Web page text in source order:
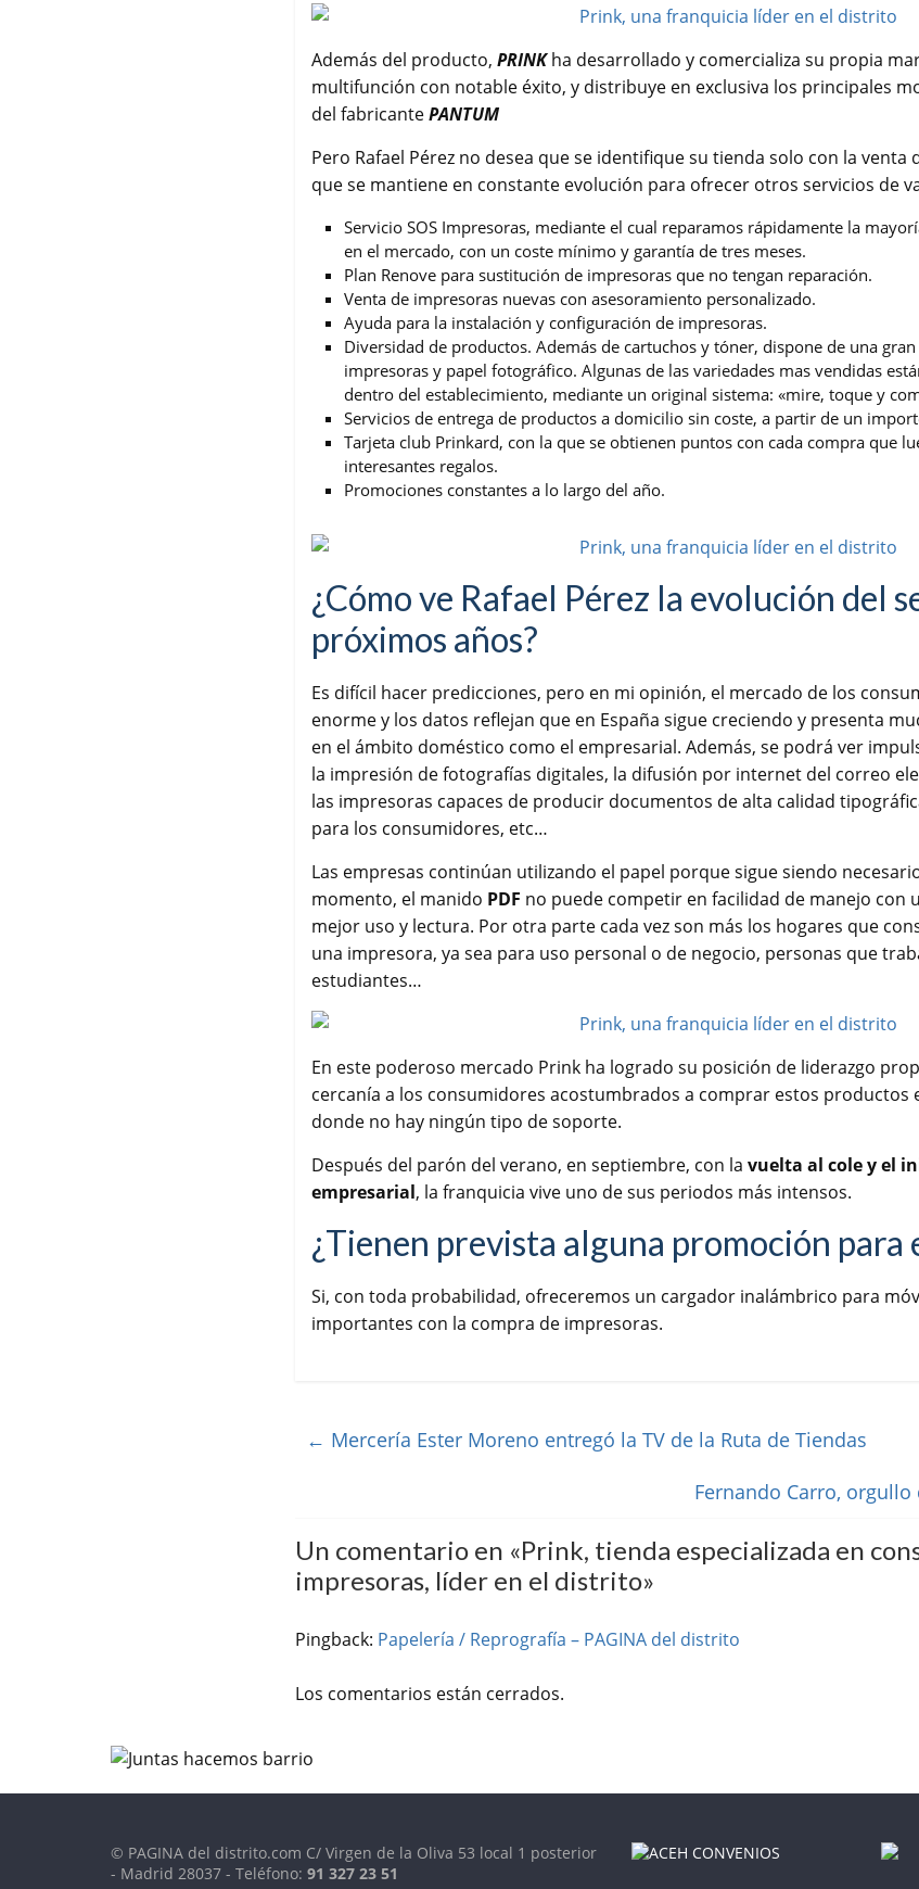
Además del producto, PRINKha desarrollado y comercializa su propia
multifunción con notable éxito, y distribuye en exclusiva los principales
del fabricantePANTUM
Pero Rafael Pérez no desea que se identifique su tienda solo con la
que se mantiene en constante evolución para ofrecer otros servicios de
Servicio SOS Impresoras, mediante el cual reparamos rápidamente la
en el mercado, con un coste mínimo y garantía de tres meses.
Plan Renove para sustitución de impresoras que no tengan reparación.
Venta de impresoras nuevas con asesoramiento personalizado.
Ayuda para la instalación y configuración de impresoras.
Diversidad de productos. Además de cartuchos y tóner, dispone de una
impresoras y papel fotográfico. Algunas de las variedades mas vendidas
dentro del establecimiento, mediante un original sistema: «mire, toque y
Servicios de entrega de productos a domicilio sin coste, a partir de un
Tarjeta club Prinkard, con la que se obtienen puntos con cada compra que
interesantes regalos.
Promociones constantes a lo largo del año.
¿Cómo ve Rafael Pérez la evolución del
próximos años?
Es difícil hacer predicciones, pero en mi opinión, el mercado de los
enorme y los datos reflejan que en España sigue creciendo y presenta
en el ámbito doméstico como el empresarial. Además, se podrá ver
la impresión de fotografías digitales, la difusión por internet del correo
las impresoras capaces de producir documentos de alta calidad
para los consumidores, etc…
Las empresas continúan utilizando el papel porque sigue siendo
momento, el manido PDF no puede competir en facilidad de manejo con
mejor uso y lectura. Por otra parte cada vez son más los hogares que
una impresora, ya sea para uso personal o de negocio, personas que
estudiantes…
En este poderoso mercado Prink ha logrado su posición de liderazgo
cercanía a los consumidores acostumbrados a comprar estos productos
donde no hay ningún tipo de soporte.
Después del parón del verano, en septiembre, con la vuelta al cole y el
empresarial, la franquicia vive uno de sus periodos más intensos.
¿Tienen prevista alguna promoción para
Si, con toda probabilidad, ofreceremos un cargador inalámbrico para
importantes con la compra de impresoras.
← Mercería Ester Moreno entregó la TV de la Ruta de Tiendas
Fernando Carro,
Un comentario en «Prink, tienda especializada en
impresoras, líder en el distrito»
Pingback: Papelería / Reprografía – PAGINA del distrito
Los comentarios están cerrados.
© PAGINA del distrito.com C/ Virgen de la Oliva 53 local 1 posterior
- Madrid 28037 - Teléfono: 91 327 23 51